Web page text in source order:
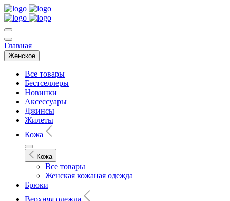
Главная
Женское
Все товары
Бестселлеры
Новинки
Аксессуары
Джинсы
Жилеты
Кожа
Кожа
Все товары
Женская кожаная одежда
Брюки
Верхняя одежда